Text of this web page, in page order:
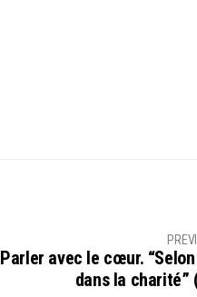
Parler avec le cœur.
dans la charité”